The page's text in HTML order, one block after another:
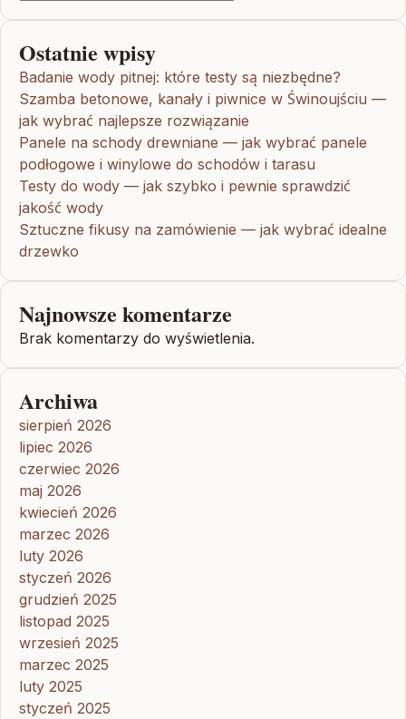
Ostatnie wpisy
Badanie wody pitnej: które testy są niezbędne?
Szamba betonowe, kanały i piwnice w Świnoujściu —
jak wybrać najlepsze rozwiązanie
Panele na schody drewniane — jak wybrać panele
podłogowe i winylowe do schodów i tarasu
Testy do wody — jak szybko i pewnie sprawdzić
jakość wody
Sztuczne fikusy na zamówienie — jak wybrać idealne
drzewko
Najnowsze komentarze
Brak komentarzy do wyświetlenia.
Archiwa
sierpień 2026
lipiec 2026
czerwiec 2026
maj 2026
kwiecień 2026
marzec 2026
luty 2026
styczeń 2026
grudzień 2025
listopad 2025
wrzesień 2025
marzec 2025
luty 2025
styczeń 2025